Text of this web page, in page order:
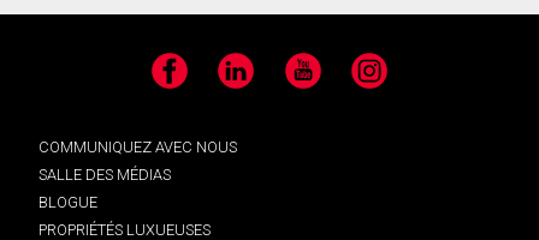
Facebook LinkedIn YouTube Instagram
COMMUNIQUEZ AVEC NOUS
SALLE DES MÉDIAS
BLOGUE
PROPRIÉTÉS LUXUEUSES